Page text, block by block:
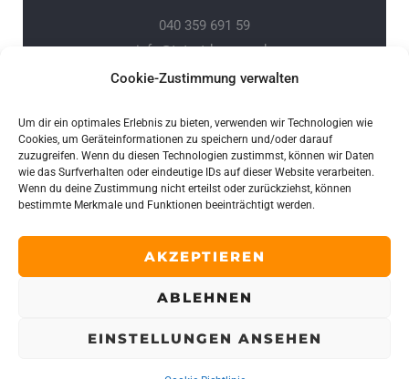
Cookie-Zustimmung verwalten
Um dir ein optimales Erlebnis zu bieten, verwenden wir Technologien wie
Cookies, um Geräteinformationen zu speichern und/oder darauf
zuzugreifen. Wenn du diesen Technologien zustimmst, können wir Daten
wie das Surfverhalten oder eindeutige IDs auf dieser Website verarbeiten.
Wenn du deine Zustimmung nicht erteilst oder zurückziehst, können
bestimmte Merkmale und Funktionen beeinträchtigt werden.
AKZEPTIEREN
ABLEHNEN
EINSTELLUNGEN ANSEHEN
040 359 691 59
info@tatortderraum.de
Zwischen den Kreiseln 5
Rechtliches
Geschäftsbedingungen
Datenschutzerklärung